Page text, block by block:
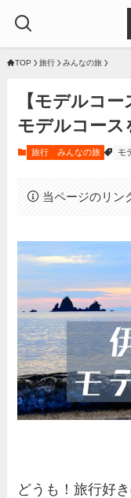
TOP 旅行 みんなの旅
【モデルコ
モデルコース
旅行 みんなの旅 モ
当ページのリン
どうも！旅行好